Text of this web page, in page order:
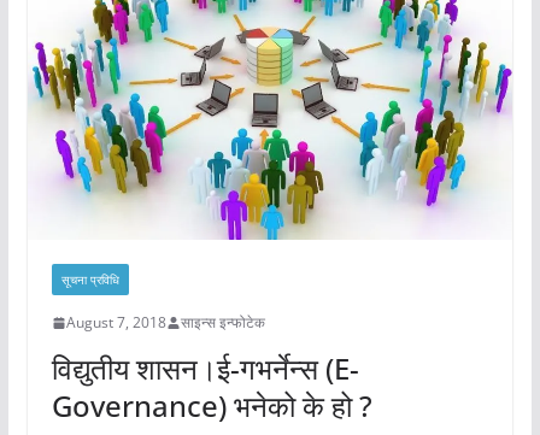
सूचना प्रविधि
August 7, 2018 साइन्स इन्फोटेक
विद्युतीय शासन।ई-गभर्नेन्स (E-
Governance) भनेको के हो ?